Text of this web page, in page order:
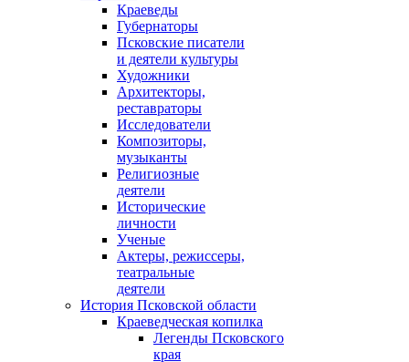
Краеведы
Губернаторы
Псковские писатели
и деятели культуры
Художники
Архитекторы,
реставраторы
Исследователи
Композиторы,
музыканты
Религиозные
деятели
Исторические
личности
Ученые
Актеры, режиссеры,
театральные
деятели
История Псковской области
Краеведческая копилка
Легенды Псковского
края